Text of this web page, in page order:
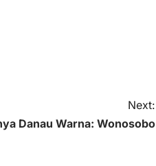
Next:
Danau Warna: Wonosobo